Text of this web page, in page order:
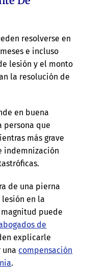
resolverse en
e incluso
lesión y el monto
la resolución de
en buena
que
más grave
indemnización
de una pierna
en la
puede
de
explicarle
una compensación
.